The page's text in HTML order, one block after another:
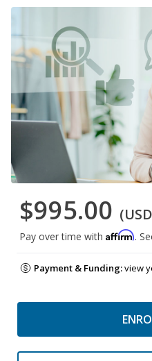
$995.00
Pay over time with Affirm.
Payment & Funding:view